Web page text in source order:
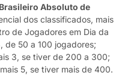
Absoluto de
dos classificados, mais
de Jogadores em Dia da
de 50 a 100 jogadores;
3, se tiver de 200 a 300;
5, se tiver mais de 400.